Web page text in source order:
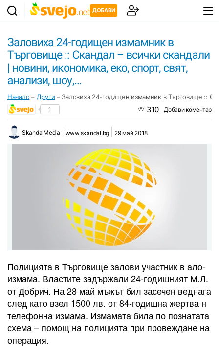
ДОБАВИ
Заловиха 24-годищен измамник в
Търговище :: Скандал – всички скандали
| новини, икономика, еко, спорт, свят,
анализи, шоу,…
Начало – Други – Заловиха 24-годищен измамник в Търговище ::
1 310 Добави коментар
SkandalMedia www.skandal.bg 29 май 2018
Полицията в Търговище залови участник в ало-
измама. Властите задържали 24-годишният М.Л.
от Добрич. На 28 май мъжът бил засечен веднага
след като взел 1500 лв. от 84-годишна жертва н
телефонна измама. Измамата била по познатата
схема – помощ на полицията при провеждане на
операция.